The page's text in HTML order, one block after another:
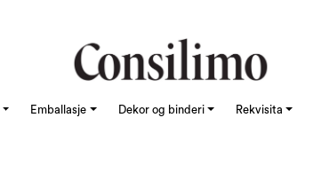
Emballasje Dekor og binderi Rekvisita